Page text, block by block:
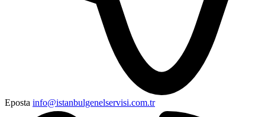
Eposta info@istanbulgenelservisi.com.tr